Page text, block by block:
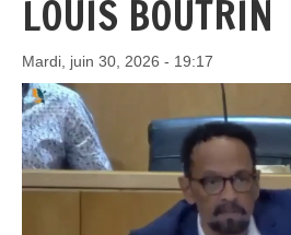
LOUIS BOUTRIN
Mardi, juin 30, 2026 - 19:17